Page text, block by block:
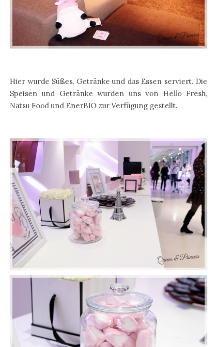
Hier wurde Süßes, Getränke und das Essen serviert. Die
Speisen und Getränke wurden uns von Hello Fresh,
Natsu Food und EnerBIO zur Verfügung gestellt.